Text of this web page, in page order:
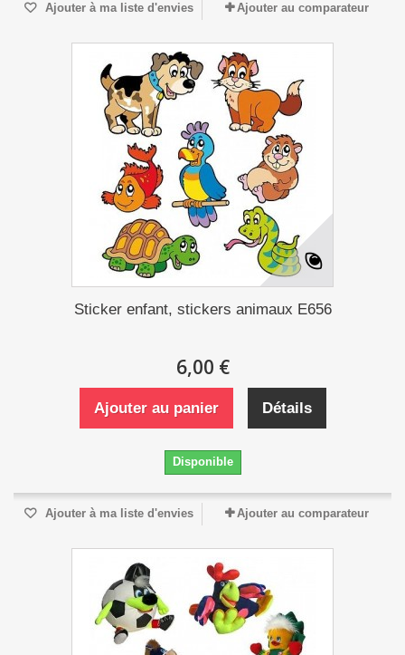
Ajouter à ma liste d'envies Ajouter au comparateur
Sticker enfant, stickers animaux E656
6,00 €
Ajouter au panier Détails
Disponible
Ajouter à ma liste d'envies Ajouter au comparateur